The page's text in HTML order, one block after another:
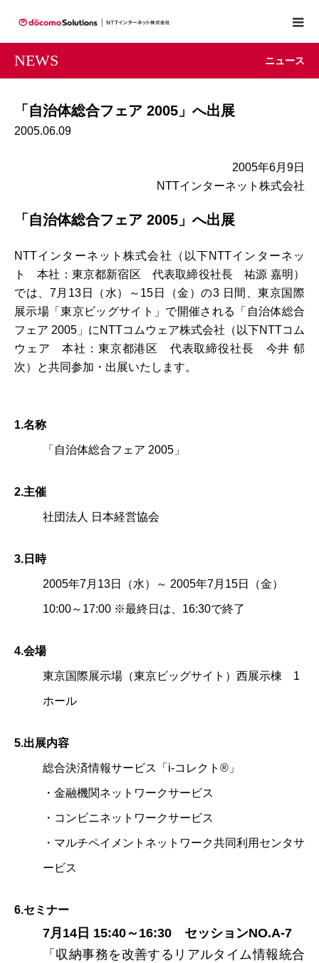
NEWS ニュース
「自治体総合フェア 2005」へ出展
2005.06.09
2005年6月9日
NTTインターネット株式会社
「自治体総合フェア 2005」へ出展
NTTインターネット株式会社（以下NTTインターネッ
ト 本社：東京都新宿区 代表取締役社長 祐源 嘉明）
では、7月13日（水）～15日（金）の3 日間、東京国際
展示場「東京ビッグサイト」で開催される「自治体総合
フェア 2005」にNTTコムウェア株式会社（以下NTTコム
ウェア 本社：東京都港区 代表取締役社長 今井 郁
次）と共同参加・出展いたします。
1.名称
「自治体総合フェア 2005」
2.主催
社団法人 日本経営協会
3.日時
2005年7月13日（水）～ 2005年7月15日（金）
10:00～17:00 ※最終日は、16:30で終了
4.会場
東京国際展示場（東京ビッグサイト）西展示棟 1
ホール
5.出展内容
総合決済情報サービス「i‐コレクト®」
・金融機関ネットワークサービス
・コンビニネットワークサービス
・マルチペイメントネットワーク共同利用センタサ
ービス
6.セミナー
7月14日 15:40～16:30 セッションNO.A-7
「収納事務を改善するリアルタイム情報統合